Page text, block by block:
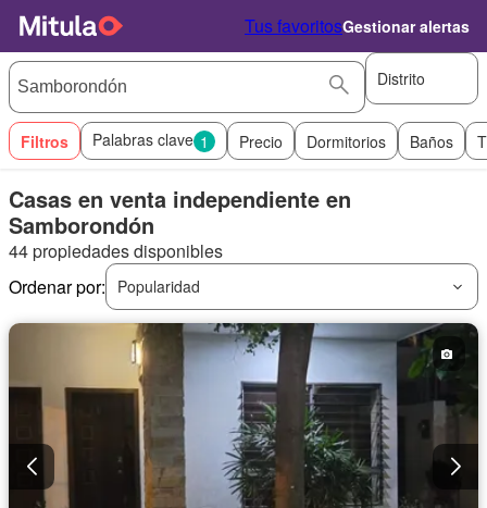
Tus favoritosGestionar alertas
Distrito
Filtros Palabras clave 1 Precio Dormitorios Baños
Casas en venta independiente en
Samborondón
44 propiedades disponibles
Ordenar por:
Popularidad